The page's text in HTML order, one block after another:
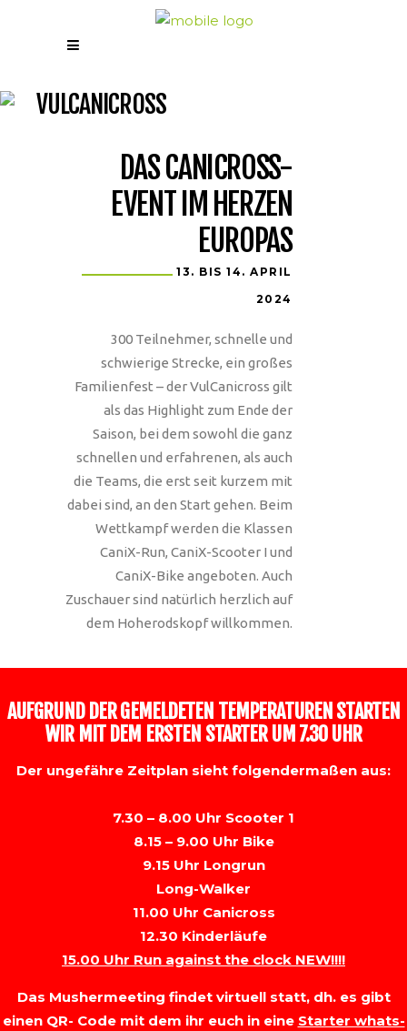
VULCANICROSS
DAS CANICROSS-
EVENT IM HERZEN
EUROPAS
13. BIS 14. APRIL
2024
300 Teilnehmer, schnelle und
schwierige Strecke, ein großes
Familienfest – der VulCanicross gilt
als das Highlight zum Ende der
Saison, bei dem sowohl die ganz
schnellen und erfahrenen, als auch
die Teams, die erst seit kurzem mit
dabei sind, an den Start gehen. Beim
Wettkampf werden die Klassen
CaniX-Run, CaniX-Scooter I und
CaniX-Bike angeboten. Auch
Zuschauer sind natürlich herzlich auf
dem Hoherodskopf willkommen.
AUFGRUND DER GEMELDETEN TEMPERATUREN STARTEN
WIR MIT DEM ERSTEN STARTER UM 7.30 UHR
Der ungefähre Zeitplan sieht folgendermaßen aus:
7.30 – 8.00 Uhr Scooter 1
8.15 – 9.00 Uhr Bike
9.15 Uhr Longrun
Long-Walker
11.00 Uhr Canicross
12.30 Kinderläufe
15.00 Uhr Run against the clock NEW!!!!
Das Mushermeeting findet virtuell statt, dh. es gibt
einen QR- Code mit dem ihr euch in eine Starter whats-